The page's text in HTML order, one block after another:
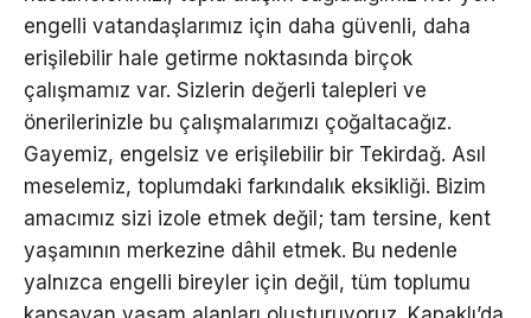
engelli vatandaşlarımız için daha güvenli, daha
erişilebilir hale getirme noktasında birçok
çalışmamız var. Sizlerin değerli talepleri ve
önerilerinizle bu çalışmalarımızı çoğaltacağız.
Gayemiz, engelsiz ve erişilebilir bir Tekirdağ. Asıl
meselemiz, toplumdaki farkındalık eksikliği. Bizim
amacımız sizi izole etmek değil; tam tersine, kent
yaşamının merkezine dâhil etmek. Bu nedenle
yalnızca engelli bireyler için değil, tüm toplumu